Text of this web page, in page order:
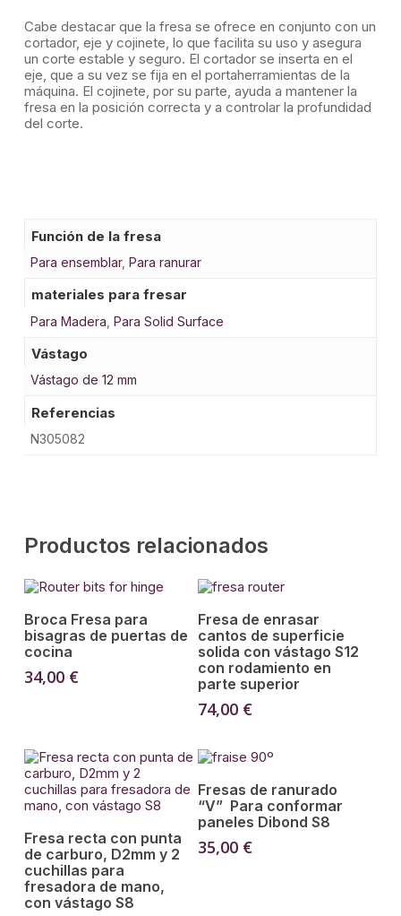
Cabe destacar que la fresa se ofrece en conjunto con un
cortador, eje y cojinete, lo que facilita su uso y asegura
un corte estable y seguro. El cortador se inserta en el
eje, que a su vez se fija en el portaherramientas de la
máquina. El cojinete, por su parte, ayuda a mantener la
fresa en la posición correcta y a controlar la profundidad
del corte.
Función de la fresa
Para ensemblar, Para ranurar
materiales para fresar
Para Madera Para Solid Surface
Vástago
Vástago de 12 mm
Referencias
N305082
Productos relacionados
Añadir Al Carrito
Broca Fresa para
bisagras de puertas de
cocina
34,00 €
Añadir Al Carrito
Fresa de enrasar
cantos de superficie
solida con vástago S12
con rodamiento en
parte superior
74,00 €
Añadir Al Carrito
Fresa recta con punta
de carburo, D2mm y 2
cuchillas para
fresadora de mano,
con vástago S8
Leer Más
Fresas de ranurado
“V” Para conformar
paneles Dibond S8
35,00 €